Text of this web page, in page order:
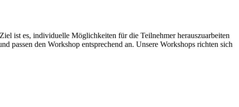
ist es, individuelle Möglichkeiten für die Teilnehmer herauszuarbeiten
passen den Workshop entsprechend an. Unsere Workshops richten sich